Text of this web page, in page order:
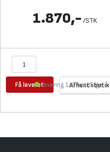
1.870,- /STK
Få leveret Afhent i butik
Levering 1-2 hverdage